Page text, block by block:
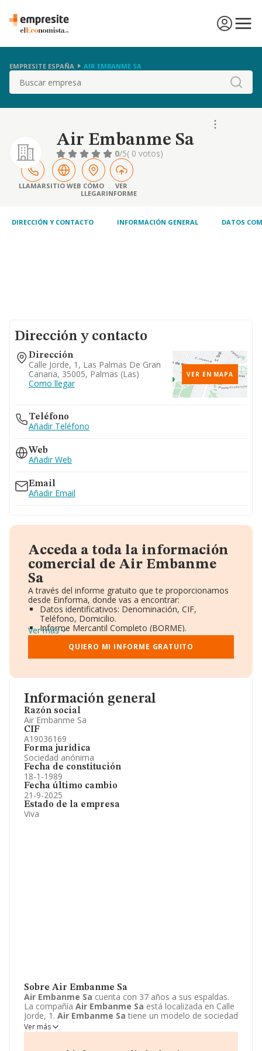
EMPRESITE ESPAÑA AIR EMBANME SA
Buscar
Air Embanme Sa
0/5( 0 votos)
LLAMARSITIO WEB CÓMO
LLEGAR
VER
INFORME
DIRECCIÓN Y CONTACTO INFORMACIÓN GENERAL DATOS
Información general
Razón social
Air Embanme Sa
CIF
A19036169
Forma jurídica
Sociedad anónima
Fecha de constitución
18-1-1989
Fecha último cambio
21-9-2025
Estado de la empresa
Viva
Sobre Air Embanme Sa
Air Embanme Sa cuenta con 37 años a sus espaldas.
La compañía Air Embanme Sa está localizada en Calle
Jorde, 1. Air Embanme Sa tiene un modelo de sociedad
Sociedad anónima.
Ver más
Dirección y contacto
Dirección
Calle Jorde, 1, Las Palmas De Gran
Canaria, 35005, Palmas (las)
Como llegar
VER EN MAPA
Teléfono
Añadir Teléfono
Web
Añadir Web
Email
Añadir Email
Acceda a toda la información
comercial de Air Embanme
Sa
A través del informe gratuito que te proporcionamos
desde Einforma, donde vas a encontrar:
Datos identificativos: Denominación, CIF,
Teléfono, Domicilio.
Informe Mercantil Completo (BORME).
Gráficos de Evolución Ventas y Empleados.
Consejo de Administración y Administradores.
Directivos y Ejecutivos.
Información oficial y registral complementaria.
Ver más
QUIERO MI INFORME GRATUITO